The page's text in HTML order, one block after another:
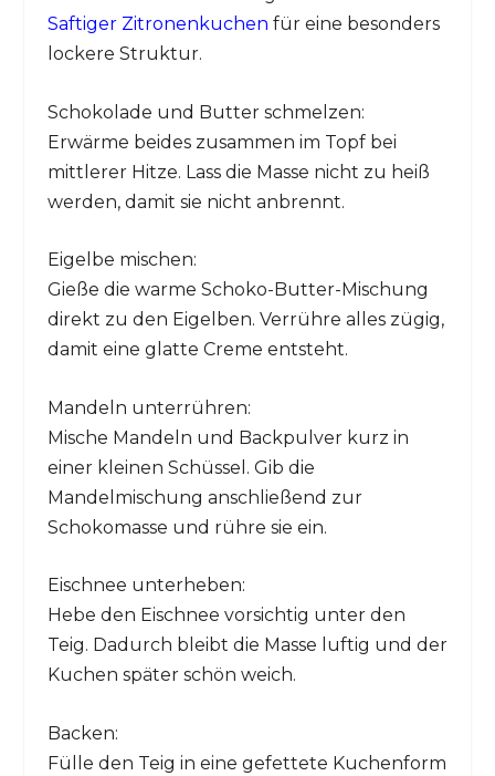
Saftiger Zitronenkuchen für eine besonders
lockere Struktur.
Schokolade und Butter schmelzen:
Erwärme beides zusammen im Topf bei
mittlerer Hitze. Lass die Masse nicht zu heiß
werden, damit sie nicht anbrennt.
Eigelbe mischen:
Gieße die warme Schoko-Butter-Mischung
direkt zu den Eigelben. Verrühre alles zügig,
damit eine glatte Creme entsteht.
Mandeln unterrühren:
Mische Mandeln und Backpulver kurz in
einer kleinen Schüssel. Gib die
Mandelmischung anschließend zur
Schokomasse und rühre sie ein.
Eischnee unterheben:
Hebe den Eischnee vorsichtig unter den
Teig. Dadurch bleibt die Masse luftig und der
Kuchen später schön weich.
Backen:
Fülle den Teig in eine gefettete Kuchenform